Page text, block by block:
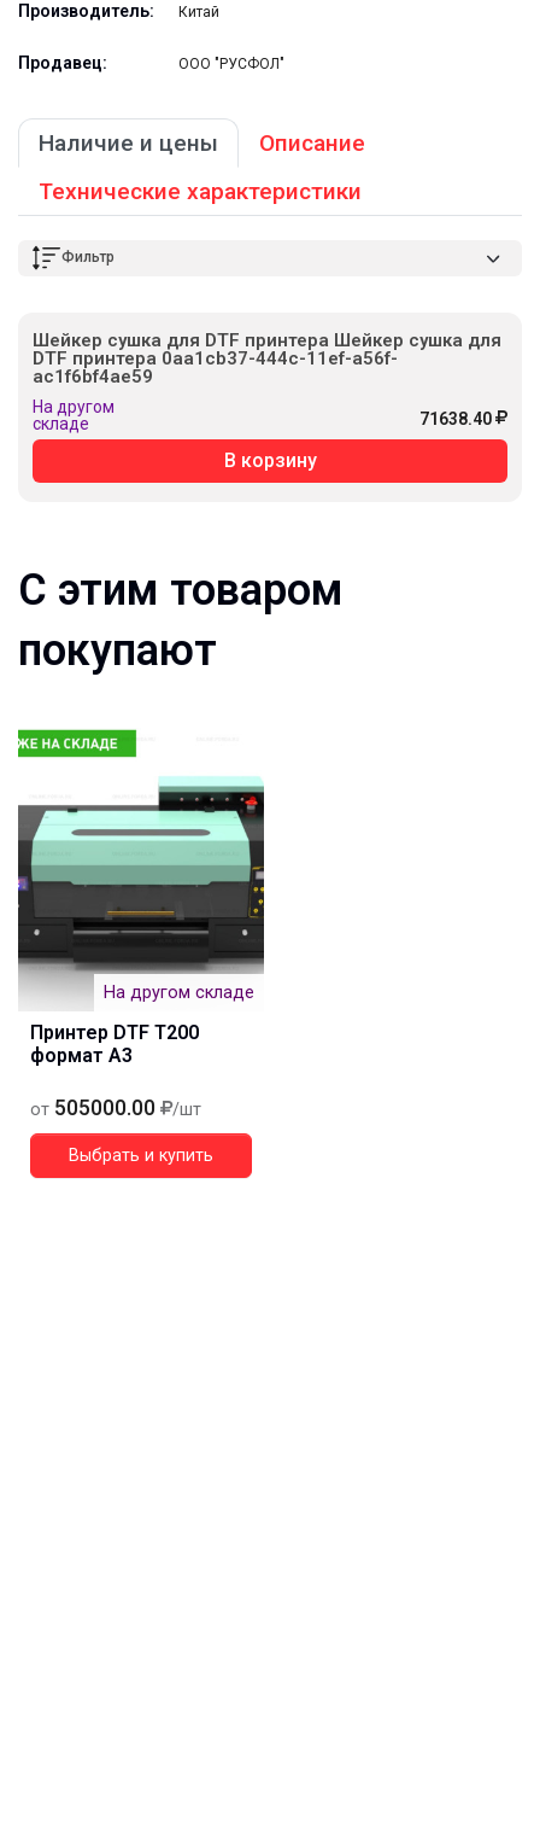
Производитель: Китай
Продавец: ООО "РУСФОЛ"
Наличие и цены
Описание
Технические характеристики
Фильтр
Шейкер сушка для DTF принтера Шейкер сушка для
DTF принтера 0aa1cb37-444c-11ef-a56f-
ac1f6bf4ae59
На другом
складе
71638.40
В корзину
С этим товаром
покупают
На другом складе
Принтер DTF T200
формат А3
от 505000.00 /шт
Выбрать и купить